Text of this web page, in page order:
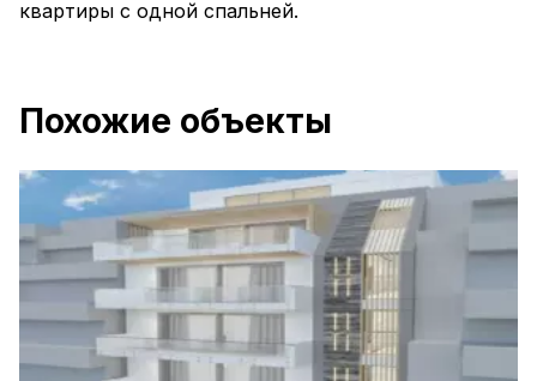
квартиры с одной спальней.
Похожие объекты